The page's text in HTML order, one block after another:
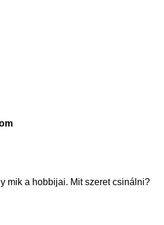
mik a hobbijai. Mit szeret csinálni?